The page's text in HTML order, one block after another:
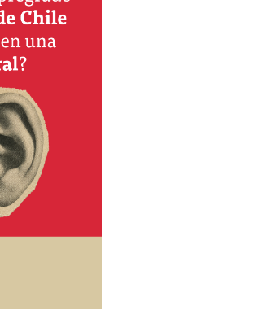
Ricardo Baeza-Yates:
“Nos estamos dejando
seducir por una
imitación”
Juan Rodríguez Medina
Ciencias
El Premio Nacional de
Ciencias Aplicadas y
muchos creen, la